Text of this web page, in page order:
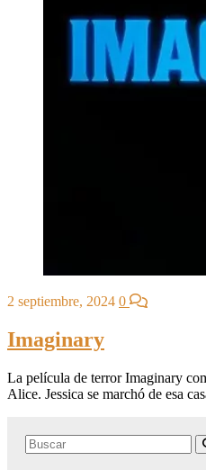
2 septiembre, 2024 0
Imaginary
La película de terror Imaginary
Alice. Jessica se marchó de esa
Search